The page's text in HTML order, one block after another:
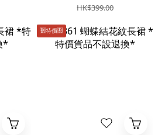
HK$399.00
🈹️特價🈹️